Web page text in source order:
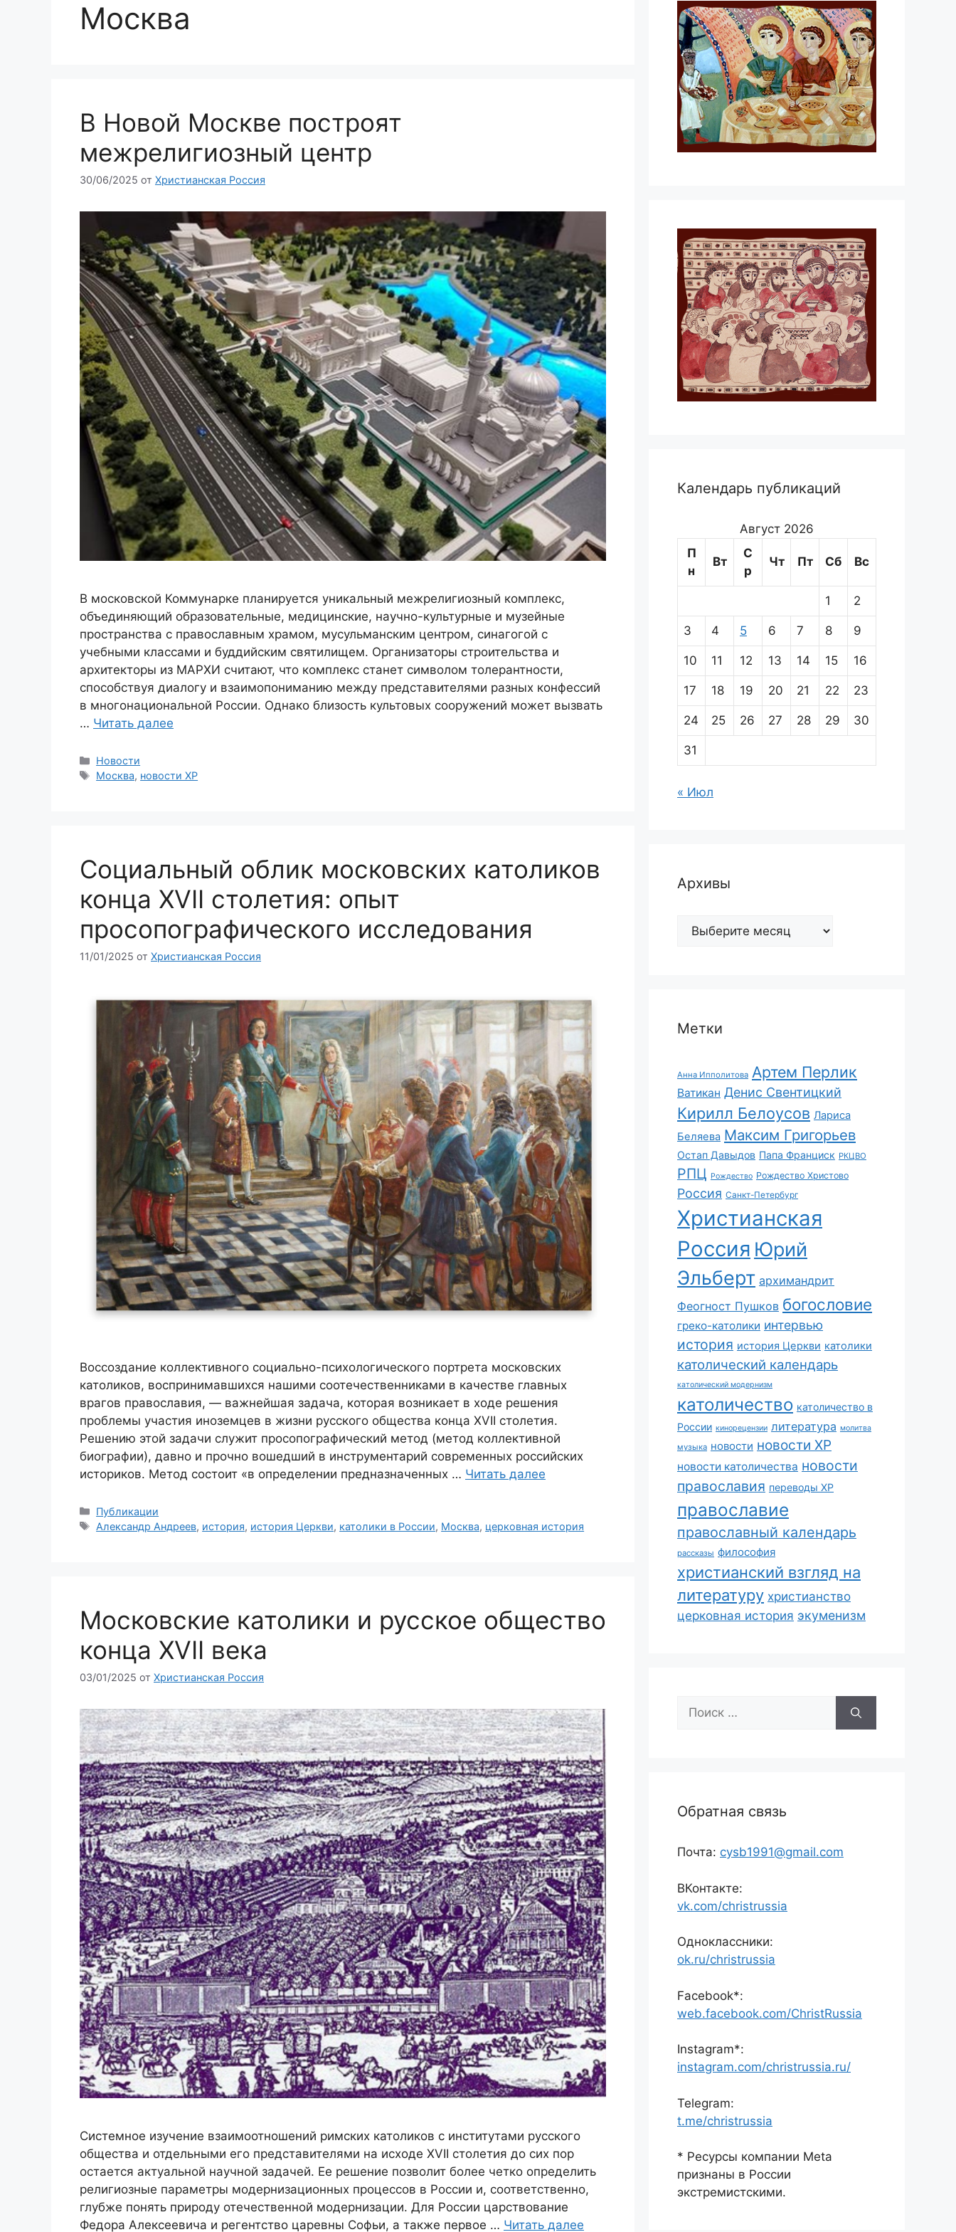
Москва
В Новой Москве построят
межрелигиозный центр
30/06/2025 от Христианская Россия
В московской Коммунарке планируется уникальный межрелигиозный комплекс,
объединяющий образовательные, медицинские, научно-культурные и музейные
пространства с православным храмом, мусульманским центром, синагогой с
учебными классами и буддийским святилищем. Организаторы строительства и
архитекторы из МАРХИ считают, что комплекс станет символом толерантности,
способствуя диалогу и взаимопониманию между представителями разных конфессий
в многонациональной России. Однако близость культовых сооружений может вызвать
… Читать далее
Рубрики
Новости
Метки
Москва, новости ХР
Социальный облик московских католиков
конца XVII столетия: опыт
просопографического исследования
11/01/2025 от Христианская Россия
Воссоздание коллективного социально-психологического портрета московских
католиков, воспринимавшихся нашими соотечественниками в качестве главных
врагов православия, — важнейшая задача, которая возникает в ходе решения
проблемы участия иноземцев в жизни русского общества конца XVII столетия.
Решению этой задачи служит просопографический метод (метод коллективной
биографии), давно и прочно вошедший в инструментарий современных российских
историков. Метод состоит «в определении предназначенных … Читать далее
Рубрики
Публикации
Метки
Александр Андреев, история, история Церкви, католики в России, Москва, церковная история
Московские католики и русское общество
конца XVII века
03/01/2025 от Христианская Россия
Системное изучение взаимоотношений римских католиков с институтами русского
общества и отдельными его представителями на исходе XVII столетия до сих пор
остается актуальной научной задачей. Ее решение позволит более четко определить
религиозные параметры модернизационных процессов в России и, соответственно,
глубже понять природу отечественной модернизации. Для России царствование
Федора Алексеевича и регентство царевны Софьи, а также первое … Читать далее
Календарь публикаций
Август 2026
П
н
Вт
С
р
Чт Пт Сб Вс
1 2
3 4 5 6 7 8 9
10 11 12 13 14 15 16
17 18 19 20 21 22 23
24 25 26 27 28 29 30
31
« Июл
Архивы
Архивы
Метки
Анна Ипполитова Артем Перлик
Ватикан Денис Свентицкий
Кирилл Белоусов Лариса
Беляева Максим Григорьев
Остап Давыдов Папа Франциск РКЦВО
РПЦ Рождество Рождество Христово
Россия Санкт-Петербург
Христианская
Россия Юрий
Эльберт архимандрит
Феогност Пушков богословие
греко-католики интервью
история история Церкви католики
католический календарь
католический модернизм
католичество католичество в
России кинорецензии литература молитва
музыка новости новости ХР
новости католичества новости
православия переводы ХР
православие
православный календарь
рассказы философия
христианский взгляд на
литературу христианство
церковная история экуменизм
Поиск:
Обратная связь
Почта: cysb1991@gmail.com
ВКонтакте:
vk.com/christrussia
Одноклассники:
ok.ru/christrussia
Facebook*:
web.facebook.com/ChristRussia
Instagram*:
instagram.com/christrussia.ru/
Telegram:
t.me/christrussia
* Ресурсы компании Meta
признаны в России
экстремистскими.